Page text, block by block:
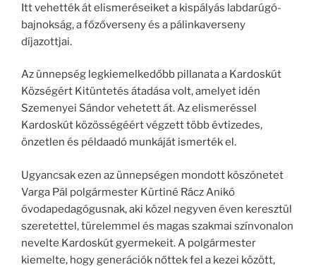
Itt vehették át elismeréseiket a kispályás labdarúgó-
bajnokság, a főzőverseny és a pálinkaverseny
díjazottjai.
Az ünnepség legkiemelkedőbb pillanata a Kardoskút
Községért Kitüntetés átadása volt, amelyet idén
Szemenyei Sándor vehetett át. Az elismeréssel
Kardoskút közösségéért végzett több évtizedes,
önzetlen és példaadó munkáját ismerték el.
Ugyancsak ezen az ünnepségen mondott köszönetet
Varga Pál polgármester Kürtiné Rácz Anikó
óvodapedagógusnak, aki közel negyven éven keresztül
szeretettel, türelemmel és magas szakmai színvonalon
nevelte Kardoskút gyermekeit. A polgármester
kiemelte, hogy generációk nőttek fel a kezei között,